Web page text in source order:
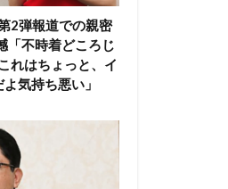
2弾報道での親密
「不時着どころじ
れはちょっと、イ
気持ち悪い」